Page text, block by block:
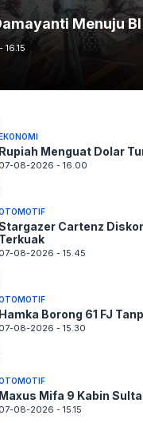
Menuju BI
Rupiah Menguat Dolar
07-08-2026 - 16.00
Cartenz
Terkuak
07-08-2026 - 15.45
Hamka Borong 61 FJ
07-08-2026 - 15.30
Maxus Mifa 9 Kabin
07-08-2026 - 15.15